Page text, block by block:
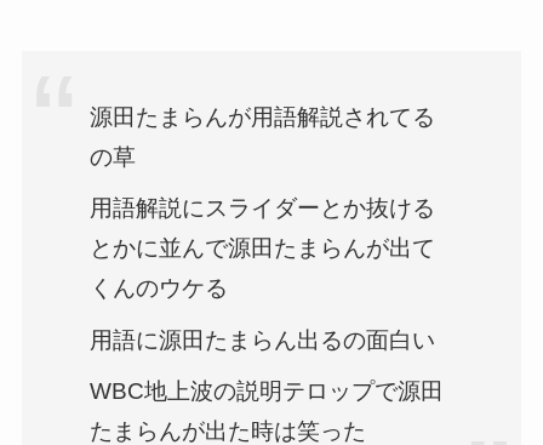
源田たまらんが用語解説されてる
の草
用語解説にスライダーとか抜ける
とかに並んで源田たまらんが出て
くんのウケる
用語に源田たまらん出るの面白い
WBC地上波の説明テロップで源田
たまらんが出た時は笑った